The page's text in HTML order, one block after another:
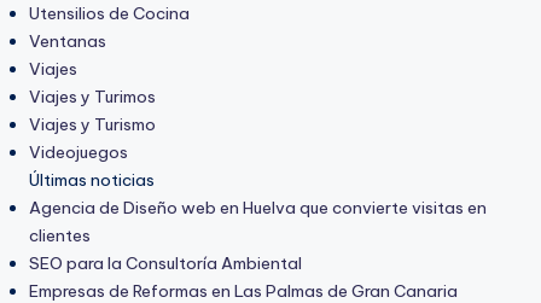
Utensilios de Cocina
Ventanas
Viajes
Viajes y Turimos
Viajes y Turismo
Videojuegos
Últimas noticias
Agencia de Diseño web en Huelva que convierte visitas en
clientes
SEO para la Consultoría Ambiental
Empresas de Reformas en Las Palmas de Gran Canaria